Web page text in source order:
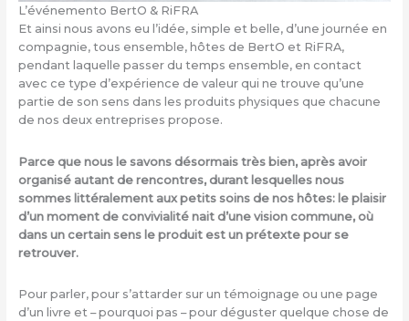
L’événemento BertO & RiFRA
Et ainsi nous avons eu l’idée, simple et belle, d’une journée en
compagnie, tous ensemble, hôtes de BertO et RiFRA,
pendant laquelle passer du temps ensemble, en contact
avec ce type d’expérience de valeur qui ne trouve qu’une
partie de son sens dans les produits physiques que chacune
de nos deux entreprises propose.
Parce que nous le savons désormais très bien, après avoir
organisé autant de rencontres, durant lesquelles nous
sommes littéralement aux petits soins de nos hôtes: le plaisir
d’un moment de convivialité nait d’une vision commune, où
dans un certain sens le produit est un prétexte pour se
retrouver.
Pour parler, pour s’attarder sur un témoignage ou une page
d’un livre et – pourquoi pas – pour déguster quelque chose de